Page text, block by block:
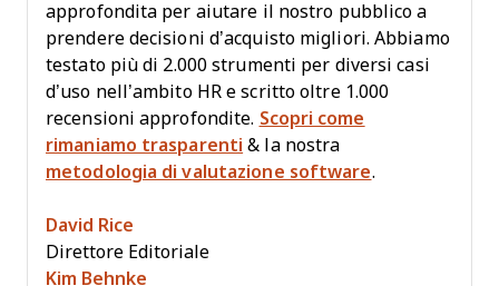
approfondita per aiutare il nostro pubblico a
prendere decisioni d’acquisto migliori. Abbiamo
testato più di 2.000 strumenti per diversi casi
d’uso nell’ambito HR e scritto oltre 1.000
recensioni approfondite. Scopri come
rimaniamo trasparenti & la nostra
metodologia di valutazione software.
David Rice
Direttore Editoriale
Kim Behnke